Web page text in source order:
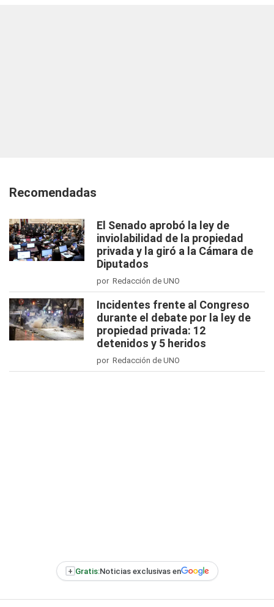
Recomendadas
El Senado aprobó la ley de
inviolabilidad de la propiedad
privada y la giró a la Cámara de
Diputados
por Redacción de UNO
Incidentes frente al Congreso
durante el debate por la ley de
propiedad privada: 12
detenidos y 5 heridos
por Redacción de UNO
+ Gratis:Noticias exclusivas en